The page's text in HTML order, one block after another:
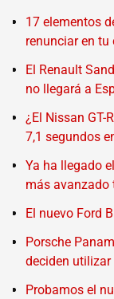
17 elementos
renunciar en tu
El Renault
no llegará a
¿El Nissan GT-
7,1 segundos
Ya ha llegado
más avanzado
El nuevo Ford
Porsche
deciden utilizar
Probamos el